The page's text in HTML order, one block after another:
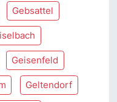
Gebsattel
Geisenfeld
Geltendorf